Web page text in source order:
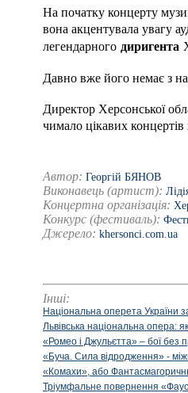
На початку концерту
вона акцентувала увагу
легендарного диригента
Давно вже його немає з
Директор Херсонської
чимало цікавих концертів
Автор: Георгій БЯНОВ
Виконавець (артист):
Концертна організація:
Конкурс (фестиваль):
Джерело: khersonci.com.ua
Інші:
Національна оперета України
Львівська національна опера:
«Ромео і Джульєтта» – бої без
«Буча. Сила відродження» -
«Комахи», або
Тріумфальне повернення